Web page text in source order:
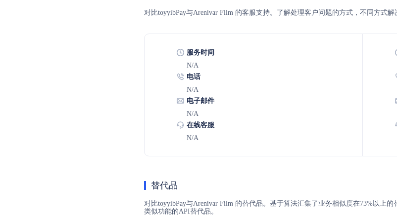
对比toyyibPay与Arenivar Film 的客服支持。了解处理客户问题的方式，不同方式解
服务时间
N/A
电话
N/A
电子邮件
N/A
在线客服
N/A
替代品
对比toyyibPay与Arenivar Film 的替代品。基于算法汇集了业务相似度在73%以上
类似功能的API替代品。